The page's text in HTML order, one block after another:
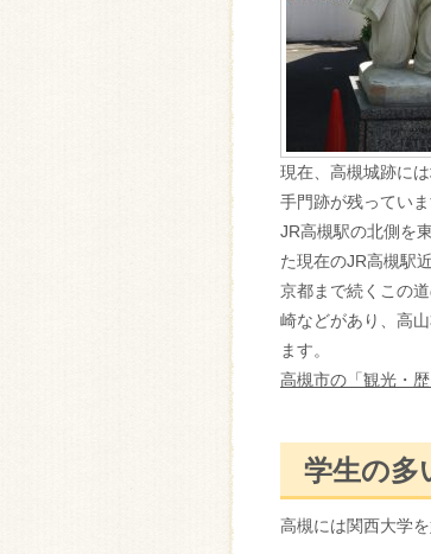
現在、高槻城跡に
手門跡が残っていま
JR高槻駅の北側を
た現在のJR高槻駅
京都まで続くこの
崎などがあり、高
ます。
高槻市の「観光・
学生の多
高槻には関西大学